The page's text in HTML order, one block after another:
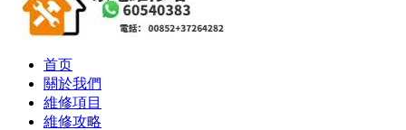
首页
關於我們
維修項目
維修攻略